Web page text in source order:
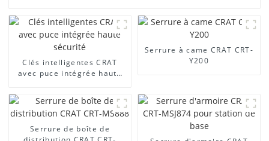
Clés intelligentes CRAT
avec puce intégrée haute
Serrure à came CRAT CRT-
Y200
Serrure de boîte de